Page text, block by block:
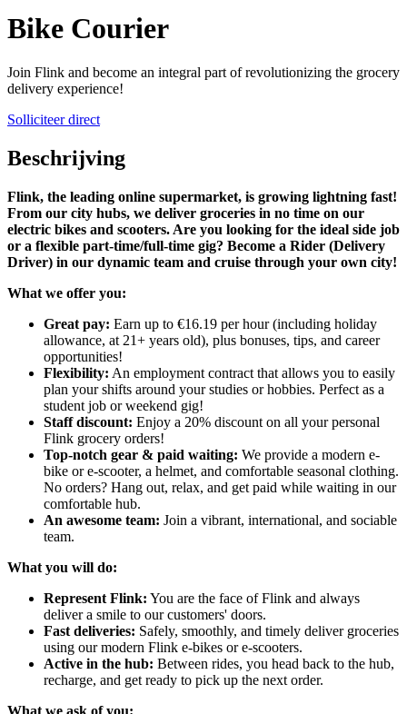
Bike Courier
Join Flink and become an integral part of revolutionizing the grocery
delivery experience!
Solliciteer direct
Beschrijving
Flink, the leading online supermarket, is growing lightning fast!
From our city hubs, we deliver groceries in no time on our
electric bikes and scooters. Are you looking for the ideal side job
or a flexible part-time/full-time gig? Become a Rider (Delivery
Driver) in our dynamic team and cruise through your own city!
What we offer you:
Great pay: Earn up to €16.19 per hour (including holiday
allowance, at 21+ years old), plus bonuses, tips, and career
opportunities!
Flexibility: An employment contract that allows you to easily
plan your shifts around your studies or hobbies. Perfect as a
student job or weekend gig!
Staff discount: Enjoy a 20% discount on all your personal
Flink grocery orders!
Top-notch gear & paid waiting: We provide a modern e-
bike or e-scooter, a helmet, and comfortable seasonal clothing.
No orders? Hang out, relax, and get paid while waiting in our
comfortable hub.
An awesome team: Join a vibrant, international, and sociable
team.
What you will do:
Represent Flink: You are the face of Flink and always
deliver a smile to our customers' doors.
Fast deliveries: Safely, smoothly, and timely deliver groceries
using our modern Flink e-bikes or e-scooters.
Active in the hub: Between rides, you head back to the hub,
recharge, and get ready to pick up the next order.
What we ask of you: